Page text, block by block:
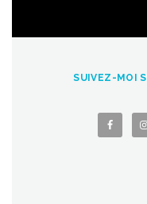
SUIVEZ-MOI